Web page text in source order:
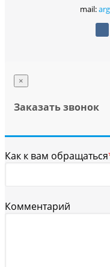
mail:
×
Заказать звонок
Как к вам обращаться
Комментарий